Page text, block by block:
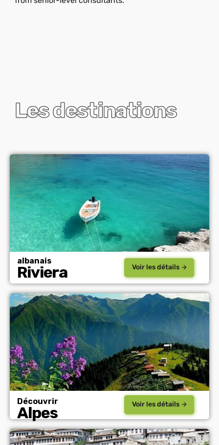
Les destinations
albanais
Riviera Voir les détails
Découvrir
Alpes Voir les détails